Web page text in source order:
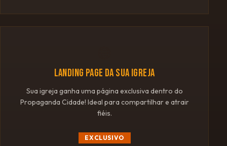
LANDING PAGE DA SUA IGREJA
Sua igreja ganha uma página exclusiva dentro do
Propaganda Cidade! Ideal para compartilhar e atrair
fiéis.
EXCLUSIVO